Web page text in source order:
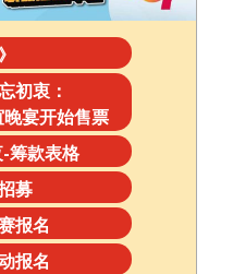
初衷：
晚宴开始售票
-筹款表格
募
报名
报名